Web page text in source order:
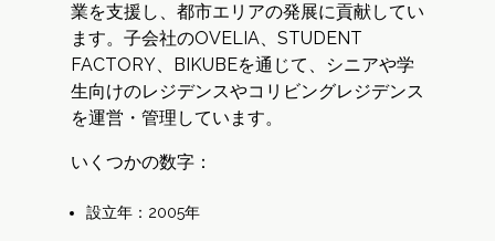
業を支援し、都市エリアの発展に貢献してい
ます。子会社のOVELIA、STUDENT
FACTORY、BIKUBEを通じて、シニアや学
生向けのレジデンスやコリビングレジデンス
を運営・管理しています。
いくつかの数字：
設立年：2005年